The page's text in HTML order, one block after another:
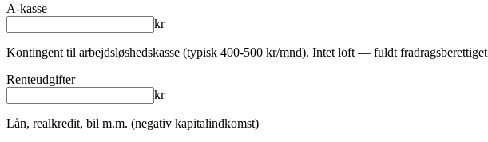
A-kasse
kr
Kontingent til arbejdsløshedskasse (typisk 400-500 kr/mnd). Intet loft — fuldt fradragsberettiget
Renteudgifter
kr
Lån, realkredit, bil m.m. (negativ kapitalindkomst)